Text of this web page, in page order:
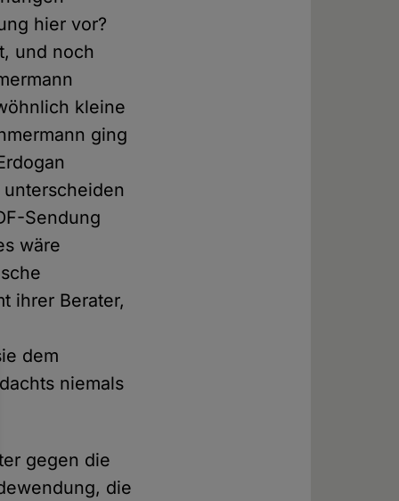
hier vor?
und noch
kleine
ging
Sendung
wäre
ihrer Berater,
dem
niemals
gegen die
die